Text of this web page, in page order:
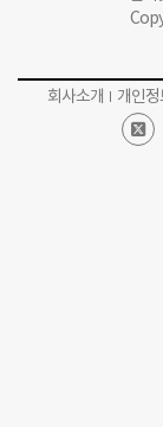
회사소개 개인